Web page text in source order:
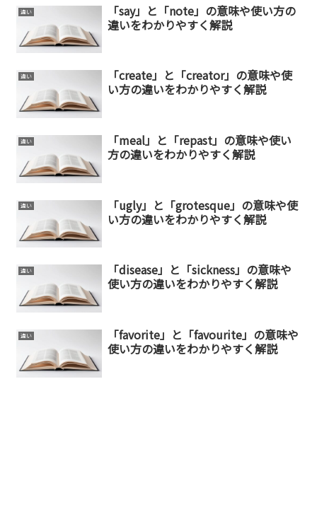
違い
「say」と「note」の意味や使い方の
違いをわかりやすく解説
違い
「create」と「creator」の意味や使
い方の違いをわかりやすく解説
違い
「meal」と「repast」の意味や使い
方の違いをわかりやすく解説
違い
「ugly」と「grotesque」の意味や使
い方の違いをわかりやすく解説
違い
「disease」と「sickness」の意味や
使い方の違いをわかりやすく解説
違い
「favorite」と「favourite」の意味や
使い方の違いをわかりやすく解説